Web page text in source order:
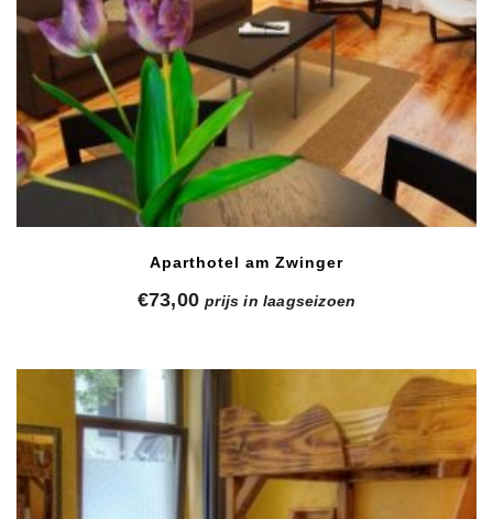
Aparthotel am Zwinger
€73,00 prijs in laagseizoen